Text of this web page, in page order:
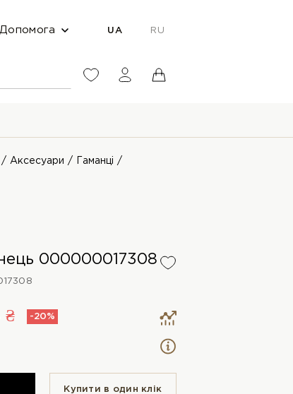
Допомога UA RU
Аксесуари
Гаманці
000000017308
₴ -20%
Купити в один клiк